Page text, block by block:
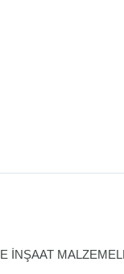
İNŞAAT